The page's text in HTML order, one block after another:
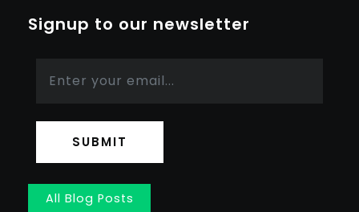
Signup to our newsletter
SUBMIT
All Blog Posts